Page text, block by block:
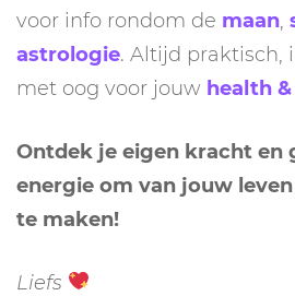
voor info rondom de maan,
astrologie. Altijd praktisch,
met oog voor jouw health
Ontdek je eigen kracht en
energie om van jouw
te maken!
Liefs